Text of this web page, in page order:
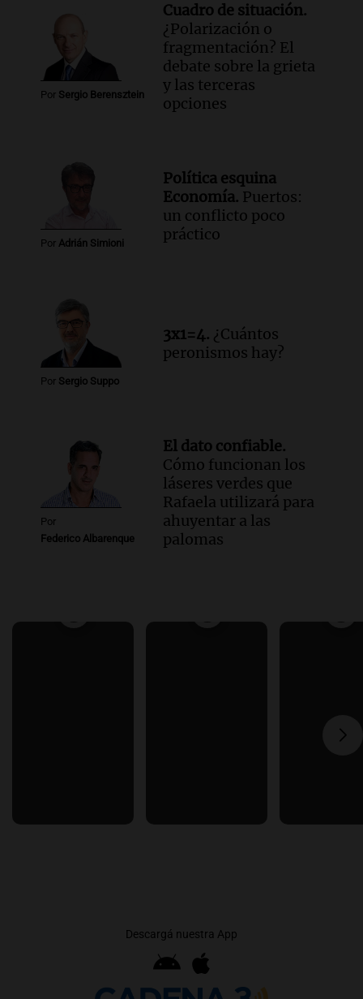
Por Sergio Berensztein
Cuadro de situación.
¿Polarización o
fragmentación? El
debate sobre la grieta
y las terceras
opciones
Por Adrián Simioni
Política esquina
Economía. Puertos:
un conflicto poco
práctico
Por Sergio Suppo
3x1=4. ¿Cuántos
peronismos hay?
Por
Federico Albarenque
El dato confiable.
Cómo funcionan los
láseres verdes que
Rafaela utilizará para
ahuyentar a las
palomas
Descargá nuestra App